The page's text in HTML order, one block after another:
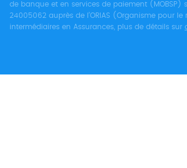
de banque et en services de paiement (MOBSP)
24005062 auprès de l’ORIAS (Organisme pour le
intermédiaires en Assurances, plus de détails sur